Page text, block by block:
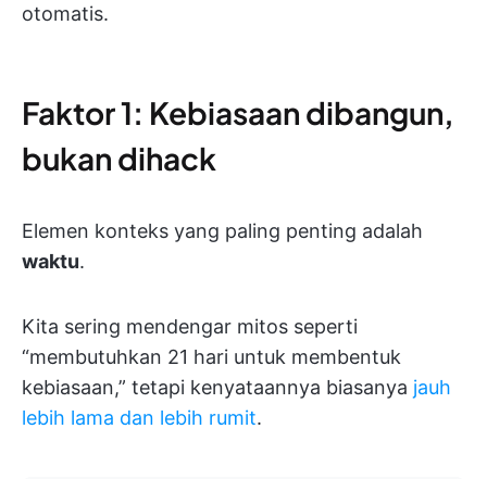
otomatis.
Faktor 1: Kebiasaan dibangun,
bukan dihack
Elemen konteks yang paling penting adalah
waktu.
Kita sering mendengar mitos seperti
“membutuhkan 21 hari untuk membentuk
kebiasaan,” tetapi kenyataannya biasanya jauh
lebih lama dan lebih rumit.